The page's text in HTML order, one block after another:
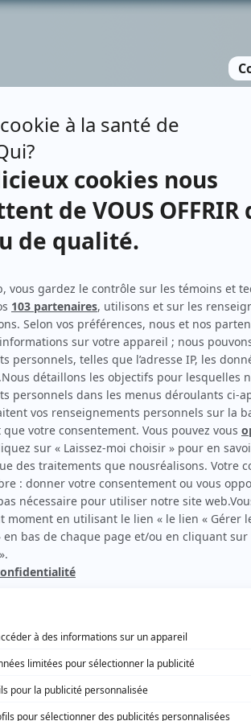
Personnages
Opération Tango (Soldat Éric Fontaine)
La bande à Frankie(Frankie)
carbure à son petit écran. Celui qu’on surnomme parfois
Sa spécialité: la télé québécoise. On peut l’entendre